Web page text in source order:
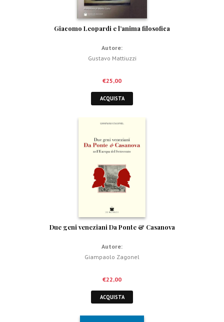
Giacomo Leopardi e l’anima filosofica
Autore:
Gustavo Mattiuzzi
€25,00
ACQUISTA
Due geni veneziani Da Ponte & Casanova
Autore:
Giampaolo Zagonel
€22,00
ACQUISTA